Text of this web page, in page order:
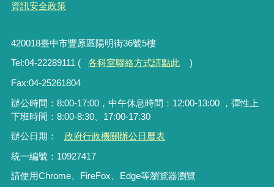
資訊安全政策
420018臺中市豐原區陽明街36號5樓
Tel:04-22289111 (
各科室聯絡方式請點此
)
Fax:04-25261804
辦公時間：8:00-17:00，中午休息時間：12:00-13:00 ，彈性上
下班時間：8:00-8:30、17:00-17:30
辦公日期：
政府行政機關辦公日曆表
統一編號：10927417
請使用Chrome、FireFox、Edge等瀏覽器瀏覽